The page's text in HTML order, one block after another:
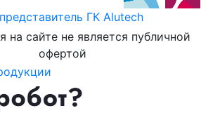
ГК Alutech
на сайте не является публичной
офертой